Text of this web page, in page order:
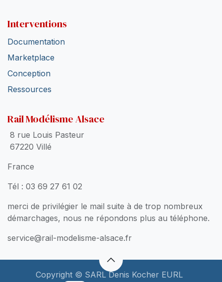
Interventions
Documentation
Marketplace
Conception
Ressources
Rail Modélisme Alsace
8 rue Louis Pasteur
67220 Villé
France
Tél : 03 69 27 61 02
merci de privilégier le mail suite à de trop nombreux
démarchages, nous ne répondons plus au téléphone.
service@rail-modelisme-alsace.fr
Copyright © SARL Denis Kocher EURL